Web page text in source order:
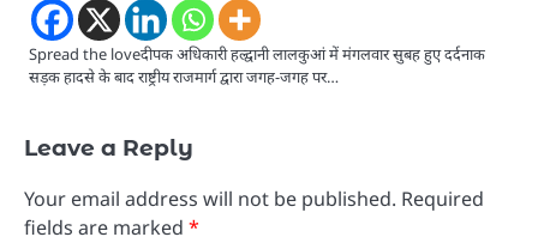
Spread the loveदीपक अधिकारी हल्द्वानी लालकुआं में मंगलवार सुबह हुए दर्दनाक
सड़क हादसे के बाद राष्ट्रीय राजमार्ग द्वारा जगह-जगह पर…
Leave a Reply
Your email address will not be published. Required
fields are marked *